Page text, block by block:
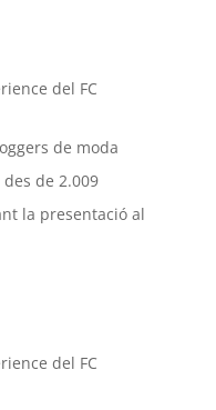
del FC
de moda
de 2.009
la presentació al
del FC